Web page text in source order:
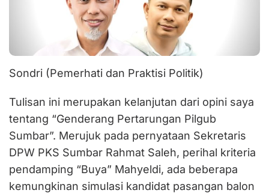
Sondri (Pemerhati dan Praktisi Politik)
Tulisan ini merupakan kelanjutan dari opini saya
tentang “Genderang Pertarungan Pilgub
Sumbar”. Merujuk pada pernyataan Sekretaris
DPW PKS Sumbar Rahmat Saleh, perihal kriteria
pendamping “Buya” Mahyeldi, ada beberapa
kemungkinan simulasi kandidat pasangan balon